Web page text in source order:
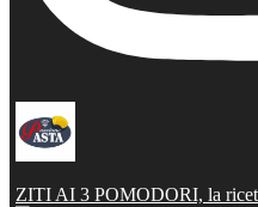
ZITI AI 3 POMODORI, la